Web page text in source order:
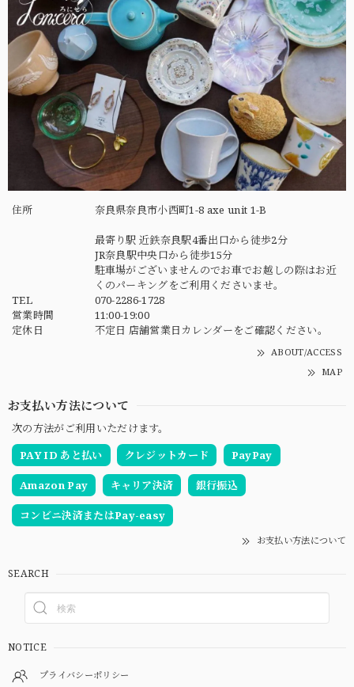
住所 奈良県奈良市小西町1-8 axe unit 1-B
最寄り駅 近鉄奈良駅4番出口から徒歩2分
JR奈良駅中央口から徒歩15分
駐車場がございませんのでお車でお越しの際はお近
くのパーキングをご利用くださいませ。
TEL
070-2286-1728
営業時間
11:00-19:00
定休日
不定日 店舗営業日カレンダーをご確認ください。
ABOUT/ACCESS
MAP
お支払い方法について
次の方法がご利用いただけます。
PAY ID あと払い
クレジットカード PayPay
Amazon Pay キャリア決済 銀行振込
コンビニ決済またはPay-easy
お支払い方法について
SEARCH
NOTICE
プライバシーポリシー